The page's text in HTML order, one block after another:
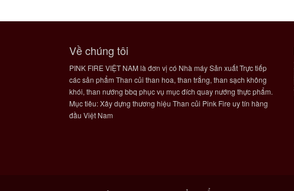
Về chúng tôi
PINK FIRE VIỆT NAM là đơn vị có Nhà máy Sản xuất Trực tiếp
các sản phẩm Than củi than hoa, than trắng, than sạch không
khói, than nướng bbq phục vụ mục đích quay nướng thực phẩm.
Mục tiêu: Xây dựng thương hiệu Than củi Pink Fire uy tín hàng
đầu Việt Nam